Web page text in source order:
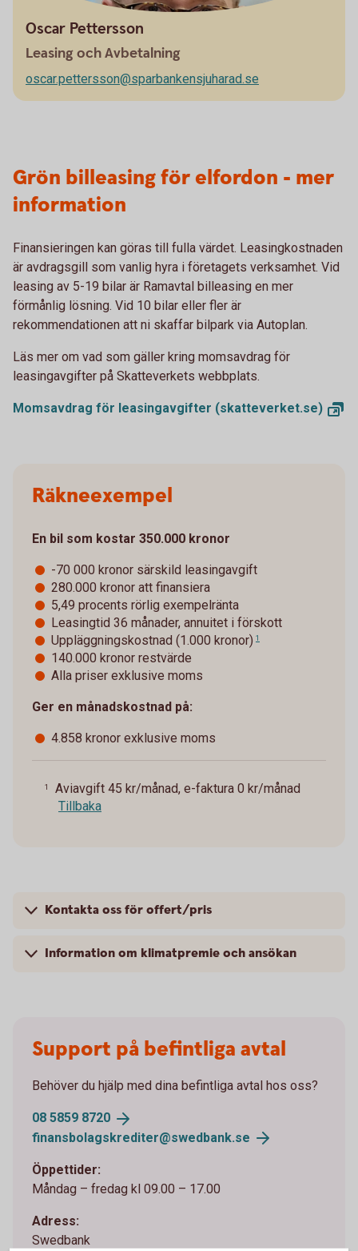
Oscar Pettersson
Leasing och Avbetalning
oscar.pettersson@sparbankensjuharad.se
Grön billeasing för elfordon - mer
information
Finansieringen kan göras till fulla värdet. Leasingkostnaden
är avdragsgill som vanlig hyra i företagets verksamhet. Vid
leasing av 5-19 bilar är Ramavtal billeasing en mer
förmånlig lösning. Vid 10 bilar eller fler är
rekommendationen att ni skaffar bilpark via Autoplan.
Läs mer om vad som gäller kring momsavdrag för
leasingavgifter på Skatteverkets webbplats.
Momsavdrag för leasingavgifter (skatteverket.se)
Räkneexempel
En bil som kostar 350.000 kronor
-70 000 kronor särskild leasingavgift
280.000 kronor att finansiera
5,49 procents rörlig exempelränta
Leasingtid 36 månader, annuitet i förskott
Uppläggningskostnad (1.000 kronor) 1
140.000 kronor restvärde
Alla priser exklusive moms
Ger en månadskostnad på:
4.858 kronor exklusive moms
1
Aviavgift 45 kr/månad, e-faktura 0 kr/månad
Tillbaka
Kontakta oss för offert/pris
Information om klimatpremie och ansökan
Support på befintliga avtal
Behöver du hjälp med dina befintliga avtal hos oss?
08 5859 8720
finansbolagskrediter@swedbank.se
Öppettider:
Måndag – fredag kl 09.00 – 17.00
Adress:
Swedbank